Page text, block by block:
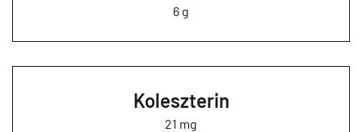
6 g
Koleszterin
21 mg